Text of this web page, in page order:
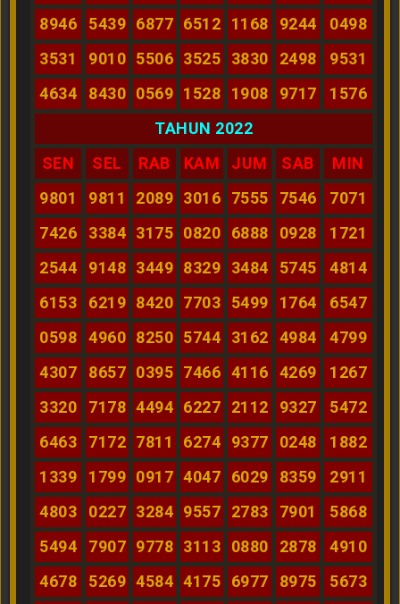
8946
5439 6877 6512 1168 9244
0498
3531
9010 5506 3525 3830 2498
9531
4634
8430 0569 1528 1908 9717
1576
TAHUN 2022
SEN
SEL RAB KAM JUM SAB
MIN
9801
9811 2089 3016 7555 7546
7071
7426
3384 3175 0820 6888 0928
1721
2544
9148 3449 8329 3484 5745
4814
6153
6219 8420 7703 5499 1764
6547
0598
4960 8250 5744 3162 4984
4799
4307
8657 0395 7466 4116 4269
1267
3320
7178 4494 6227 2112 9327
5472
6463
7172 7811 6274 9377 0248
1882
1339
1799 0917 4047 6029 8359
2911
4803
0227 3284 9557 2783 7901
5868
5494
7907 9778 3113 0880 2878
4910
4678
5269 4584 4175 6977 8975 5673